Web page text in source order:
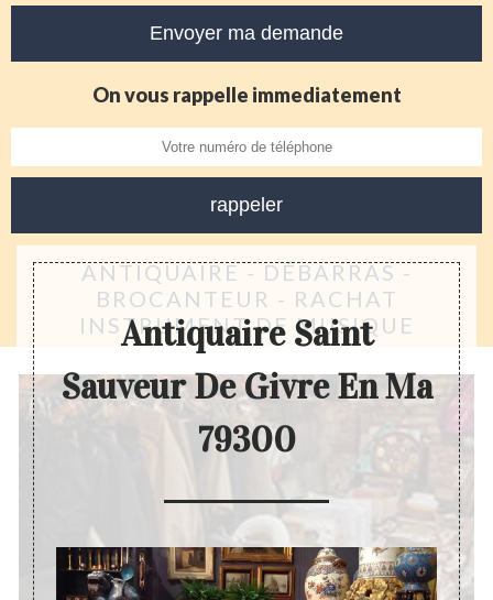
On vous rappelle immediatement
ANTIQUAIRE - DÉBARRAS -
BROCANTEUR - RACHAT
INSTRUMENT DE MUSIQUE
Antiquaire Saint
Sauveur De Givre En Ma
79300